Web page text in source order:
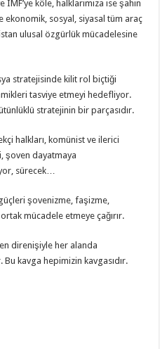
köle, halklarımıza ise şahin
sosyal, siyasal tüm araç
ulusal özgürlük mücadelesine
stratejisinde kilit rol biçtiği
tasviye etmeyi hedefliyor.
stratejinin bir parçasıdır.
halkları, komünist ve ilerici
şoven dayatmaya
sürecek…
şovenizme, faşizme,
mücadele etmeye çağırır.
direnişiyle her alanda
Bu kavga hepimizin kavgasıdır.